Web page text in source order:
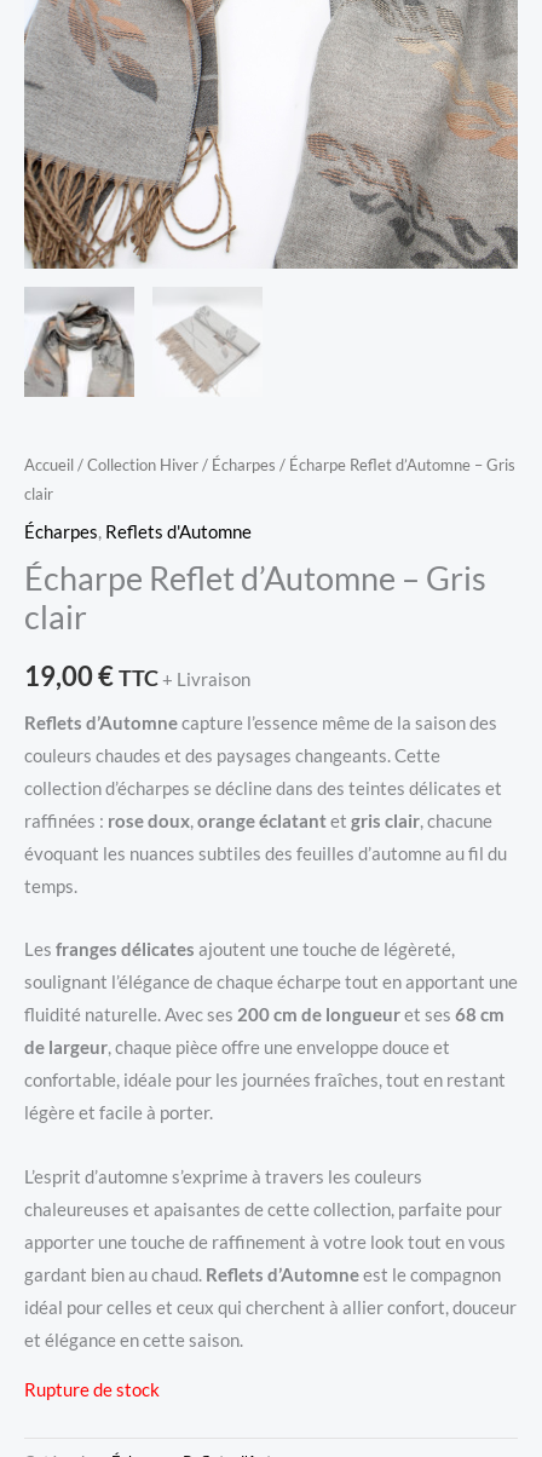
Accueil/Collection Hiver/ Écharpes / Écharpe Reflet d’Automne – Gris
clair
Écharpes, Reflets d'Automne
Écharpe Reflet d’Automne – Gris
clair
19,00€TTC+ Livraison
Reflets d’Automnecapture l’essence même de la saison des
couleurs chaudes et des paysages changeants. Cette
collection d’écharpes se décline dans des teintes délicates et
raffinées : rose doux,orange éclatantet gris clair, chacune
évoquant les nuances subtiles des feuilles d’automne au fil du
temps.
Les franges délicates ajoutent une touche de légèreté,
soulignant l’élégance de chaque écharpe tout en apportant une
fluidité naturelle. Avec ses 200 cm de longueuret ses 68 cm
de largeur, chaque pièce offre une enveloppe douce et
confortable, idéale pour les journées fraîches, tout en restant
légère et facile à porter.
L’esprit d’automne s’exprime à travers les couleurs
chaleureuses et apaisantes de cette collection, parfaite pour
apporter une touche de raffinement à votre look tout en vous
gardant bien au chaud. Reflets d’Automneest le compagnon
idéal pour celles et ceux qui cherchent à allier confort, douceur
et élégance en cette saison.
Rupture de stock